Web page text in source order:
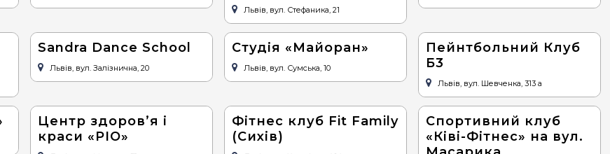
Львів, вул. Стефаника, 21
Sandra Dance School
Львів, вул. Залiзнична, 20
Студія «Майоран»
Львів, вул. Сумська, 10
Пейнтбольний Клуб
Б3
Львів, вул. Шевченка, 313 а
Центр здоров’я і
краси «РІО»
Фітнес клуб Fit Family
(Сихів)
Спортивний клуб
«Ківі-Фітнес» на вул.